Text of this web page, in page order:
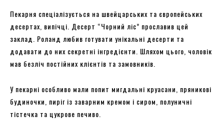
Пекарня спеціалізується на швейцарських та європейських
десертах, випічці. Десерт “Чорний ліс” прославив цей
заклад. Роланд любив готувати унікальні десерти та
додавати до них секретні інгредієнти. Шляхом цього, чоловік
мав безліч постійних клієнтів та замовників.
У пекарні особливо мали попит мигдальні круасани, пряникові
будиночки, пиріг із заварним кремом і сиром, полуничні
тістечка та цукрове печиво.